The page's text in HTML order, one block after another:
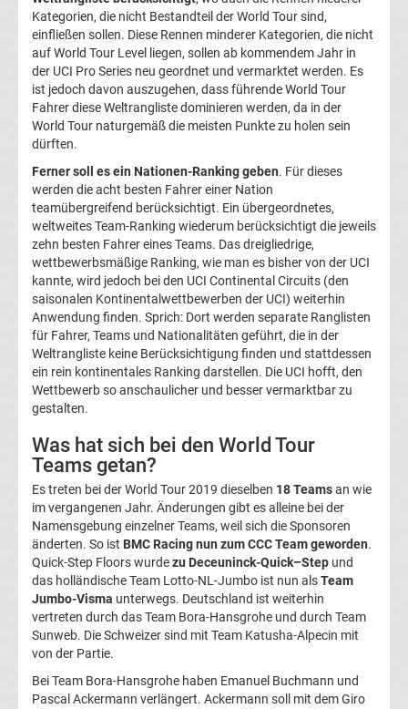
Erg.
Conference
League
Tabelle
Formel
Rennkalender
Transfergerüchte
WWE
News
Boxen
News
DAZN
Programm
Infos
Kategorien, die nicht Bestandteil der World Tour sind,
einfließen sollen. Diese Rennen minderer Kategorien, die nicht
auf World Tour Level liegen, sollen ab kommendem Jahr in
der UCI Pro Series neu geordnet und vermarktet werden. Es
ist jedoch davon auszugehen, dass führende World Tour
Fahrer diese Weltrangliste dominieren werden, da in der
World Tour naturgemäß die meisten Punkte zu holen sein
dürften.
Ferner soll es ein Nationen-Ranking geben. Für dieses
werden die acht besten Fahrer einer Nation
teamübergreifend berücksichtigt. Ein übergeordnetes,
weltweites Team-Ranking wiederum berücksichtigt die jeweils
zehn besten Fahrer eines Teams. Das dreigliedrige,
wettbewerbsmäßige Ranking, wie man es bisher von der UCI
kannte, wird jedoch bei den UCI Continental Circuits (den
saisonalen Kontinentalwettbewerben der UCI) weiterhin
Anwendung finden. Sprich: Dort werden separate Ranglisten
für Fahrer, Teams und Nationalitäten geführt, die in der
Weltrangliste keine Berücksichtigung finden und stattdessen
ein rein kontinentales Ranking darstellen. Die UCI hofft, den
Wettbewerb so anschaulicher und besser vermarktbar zu
gestalten.
Was hat sich bei den World Tour
Teams getan?
Es treten bei der World Tour 2019 dieselben 18 Teamsan wie
im vergangenen Jahr. Änderungen gibt es alleine bei der
Namensgebung einzelner Teams, weil sich die Sponsoren
änderten. So ist BMC Racing nun zum CCC Team geworden.
Quick-Step Floors wurdezu Deceuninck-Quick–Step und
das holländische Team Lotto-NL-Jumbo ist nun alsTeam
Jumbo-Visma unterwegs. Deutschland ist weiterhin
vertreten durch das Team Bora-Hansgrohe und durch Team
Sunweb. Die Schweizer sind mit Team Katusha-Alpecin mit
von der Partie.
Bei Team Bora-Hansgrohe haben Emanuel Buchmann und
Pascal Ackermann verlängert. Ackermann soll mit dem Giro